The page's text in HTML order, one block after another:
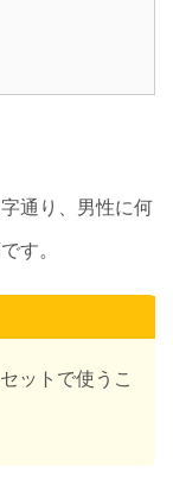
通り、男性に何
す。
ットで使うこ